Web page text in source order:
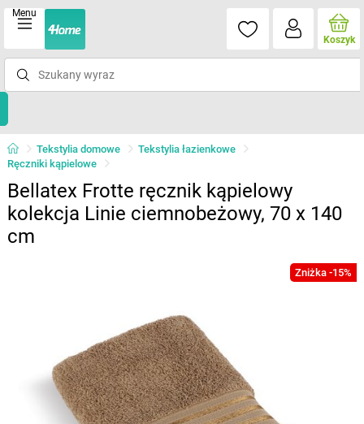
Menu
Koszyk
Tekstylia domowe
Tekstylia łazienkowe
Ręczniki kąpielowe
Bellatex Frotte ręcznik kąpielowy
kolekcja Linie ciemnobeżowy, 70 x 140
cm
Zniżka -15%